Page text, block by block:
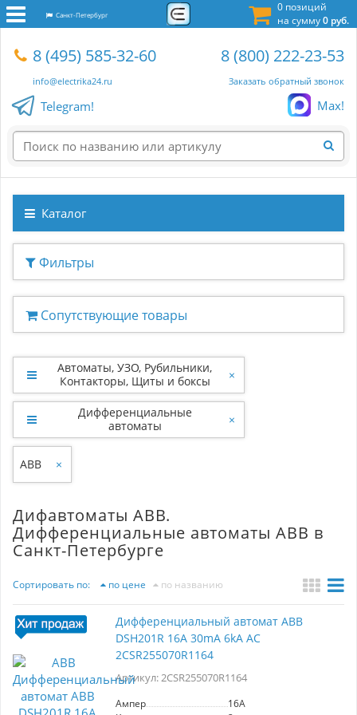
0 позиций
на сумму0 руб.
Санкт-Петербург
8 (495) 585-32-60
info@electrika24.ru
8 (800) 222-23-53
Заказать обратный звонок
Telegram! Max!
Каталог
Фильтры
Сопутствующие товары
Автоматы, УЗО, Рубильники,
Контакторы, Щиты и боксы
×
Дифференциальные
автоматы
×
ABB ×
Дифавтоматы ABB.
Дифференциальные автоматы АВВ в
Санкт-Петербурге
Сортировать по: по цене по названию
Дифференциальный автомат ABB
DSH201R 16A 30mA 6kA AC
2CSR255070R1164
Артикул: 2CSR255070R1164
Ампер
16A